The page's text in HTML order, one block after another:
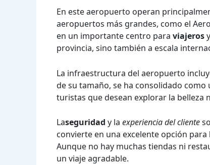
En este aeropuerto operan
aeropuertos más grandes, como el
en un importante centro para viajerosy
provincia, sino también a escala
La infraestructura del aeropuerto
de su tamaño, se ha consolidado
turistas que desean explorar la belleza
Laseguridad y la experiencia del cliente
convierte en una excelente opción
Aunque no hay muchas tiendas ni
un viaje agradable.